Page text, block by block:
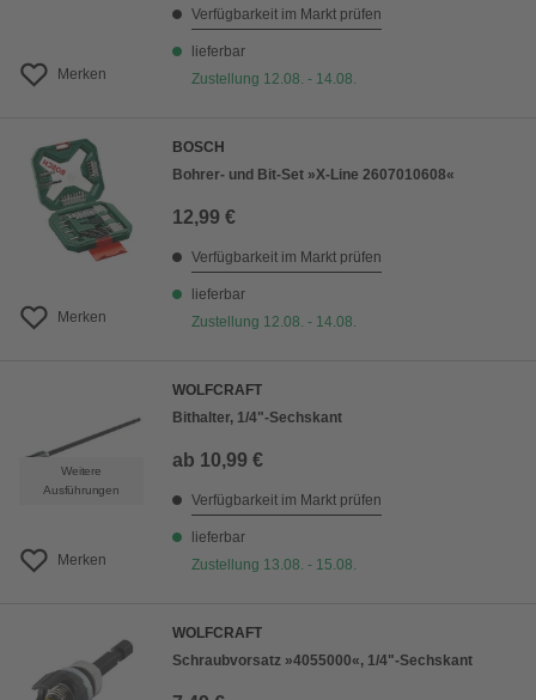
Merken
Verfügbarkeit im Markt prüfen
lieferbar
Zustellung 12.08. - 14.08.
Merken
BOSCH
Bohrer- und Bit-Set »X-Line 2607010608«
12,99 €
Verfügbarkeit im Markt prüfen
lieferbar
Zustellung 12.08. - 14.08.
Weitere
Ausführungen
Merken
WOLFCRAFT
Bithalter, 1/4"-Sechskant
ab 10,99 €
Verfügbarkeit im Markt prüfen
lieferbar
Zustellung 13.08. - 15.08.
WOLFCRAFT
Schraubvorsatz »4055000«, 1/4"-Sechskant